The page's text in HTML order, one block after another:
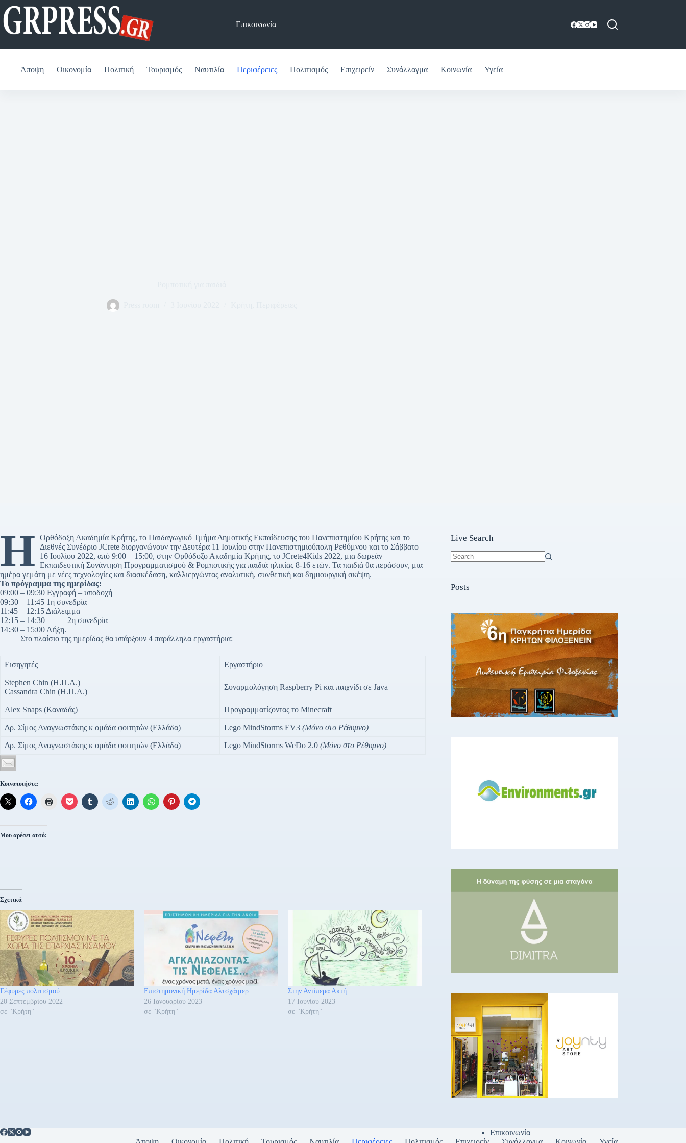
Μετάβαση
στο
περιεχόμενο
Επικοινωνία
Άποψη Οικονομία Πολιτική Τουρισμός Ναυτιλία Περιφέρειες Πολιτισμός Επιχειρείν Συνάλλαγμα Κοινωνία Υγεία
Η Ορθόδοξη Ακαδημία Κρήτης, το Παιδαγωγικό Τμήμα Δημοτικής Εκπαίδευσης του Πανεπιστημίου Κρήτης και το
Διεθνές Συνέδριο JCrete διοργανώνουν την Δευτέρα 11 Ιουλίου στην Πανεπιστημιούπολη Ρεθύμνου και το Σάββατο
16 Ιουλίου 2022, από 9:00 – 15:00, στην Ορθόδοξο Ακαδημία Κρήτης, το JCrete4Kids 2022, μια δωρεάν
Εκπαιδευτική Συνάντηση Προγραμματισμού & Ρομποτικής για παιδιά ηλικίας 8-16 ετών. Τα παιδιά θα περάσουν, μια
ημέρα γεμάτη με νέες τεχνολογίες και διασκέδαση, καλλιεργώντας αναλυτική, συνθετική και δημιουργική σκέψη.
Το πρόγραμμα της ημερίδας:
09:00 – 09:30 Εγγραφή – υποδοχή
09:30 – 11:45 1η συνεδρία
11:45 – 12:15 Διάλειμμα
12:15 – 14:30 2η συνεδρία
14:30 – 15:00 Λήξη.
Στο πλαίσιο της ημερίδας θα υπάρξουν 4 παράλληλα εργαστήρια:
Εισηγητές Εργαστήριο
Stephen Chin (Η.Π.Α.)
Cassandra Chin (Η.Π.Α.)
Συναρμολόγηση Raspberry Pi και παιχνίδι σε Java
Alex Snaps (Καναδάς) Προγραμματίζοντας το Minecraft
Δρ. Σίμος Αναγνωστάκης κ ομάδα φοιτητών (Ελλάδα) Lego MindStorms EV3 (Μόνο στο Ρέθυμνο)
Δρ. Σίμος Αναγνωστάκης κ ομάδα φοιτητών (Ελλάδα) Lego MindStorms WeDo 2.0 (Μόνο στο Ρέθυμνο)
Κοινοποιήστε:
Μου αρέσει αυτό:
Σχετικά
Γέφυρες πολιτισμού
20 Σεπτεμβρίου 2022
σε "Κρήτη"
Επιστημονική Ημερίδα Αλτσχάιμερ
26 Ιανουαρίου 2023
σε "Κρήτη"
Στην Αντίπερα Ακτή
17 Ιουνίου 2023
σε "Κρήτη"
Live Search
Posts
Επικοινωνία